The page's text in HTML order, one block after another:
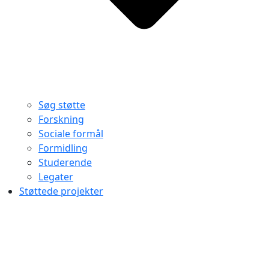
Søg støtte
Forskning
Sociale formål
Formidling
Studerende
Legater
Støttede projekter